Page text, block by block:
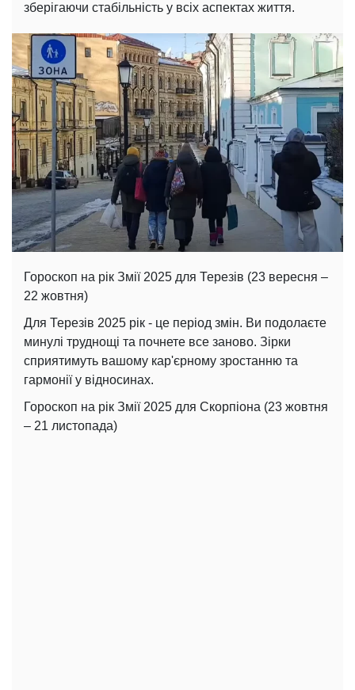
зберігаючи стабільність у всіх аспектах життя.
Гороскоп на рік Змії 2025 для Терезів (23 вересня –
22 жовтня)
Для Терезів 2025 рік - це період змін. Ви подолаєте
минулі труднощі та почнете все заново. Зірки
сприятимуть вашому кар'єрному зростанню та
гармонії у відносинах.
Гороскоп на рік Змії 2025 для Скорпіона (23 жовтня
– 21 листопада)